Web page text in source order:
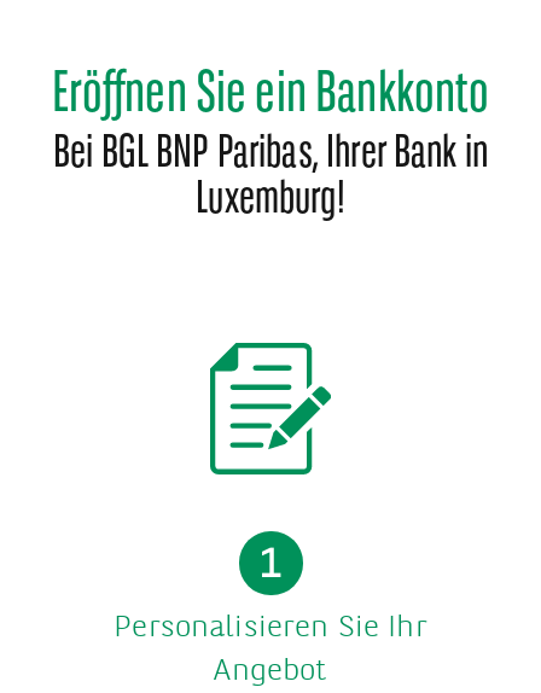
Eröffnen Sie ein Bankkonto
Bei BGL BNP Paribas, Ihrer Bank in
Luxemburg!
1
Personalisieren Sie Ihr
Angebot